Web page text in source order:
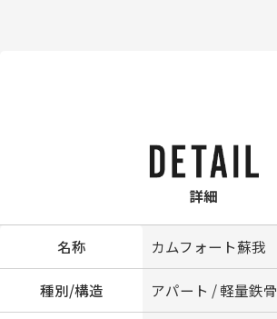
詳細
名称 カムフォート蘇我
種別/構造 アパート / 軽量鉄骨